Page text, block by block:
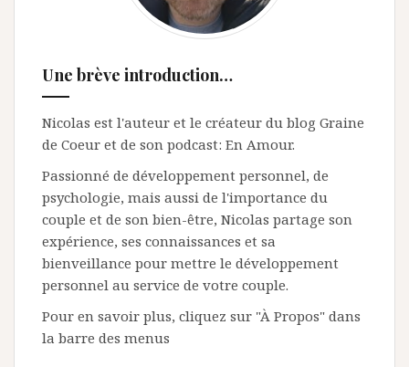
Une brève introduction…
Nicolas est l'auteur et le créateur du blog Graine
de Coeur et de son podcast: En Amour.
Passionné de développement personnel, de
psychologie, mais aussi de l'importance du
couple et de son bien-être, Nicolas partage son
expérience, ses connaissances et sa
bienveillance pour mettre le développement
personnel au service de votre couple.
Pour en savoir plus, cliquez sur "À Propos" dans
la barre des menus